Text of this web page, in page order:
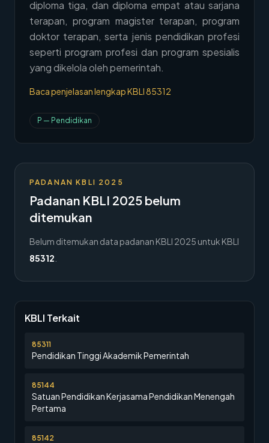
Hubungi Kami→
Member Area
diploma tiga, dan diploma empat atau sarjana
terapan, program magister terapan, program
doktor terapan, serta jenis pendidikan profesi
seperti program profesi dan program spesialis
yang dikelola oleh pemerintah.
Baca penjelasan lengkap KBLI85312
P — Pendidikan
PADANAN KBLI 2025
Padanan KBLI 2025 belum
ditemukan
Belum ditemukan data padanan KBLI 2025 untuk KBLI
85312
KBLI Terkait
85311
Pendidikan Tinggi Akademik Pemerintah
85144
Satuan Pendidikan Kerjasama Pendidikan Menengah
Pertama
85142